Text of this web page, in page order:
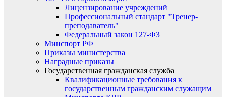
Лицензирование учреждений
Профессиональный стандарт "Тренер-
преподаватель"
Федеральный закон 127-ФЗ
Минспорт РФ
Приказы министерства
Наградные приказы
Государственная гражданская служба
Квалификационные требования к
государственным гражданским служащим